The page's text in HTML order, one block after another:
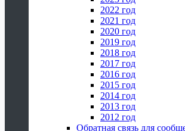
2022 год
2021 год
2020 год
2019 год
2018 год
2017 год
2016 год
2015 год
2014 год
2013 год
2012 год
Обратная связь для